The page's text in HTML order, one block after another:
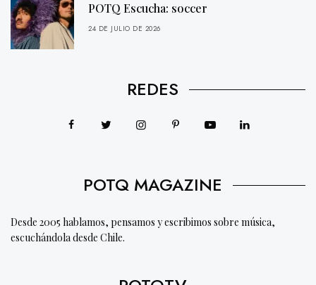
POTQ Escucha: soccer
24 DE JULIO DE 2026
REDES
POTQ MAGAZINE
Desde 2005 hablamos, pensamos y escribimos sobre música,
escuchándola desde Chile.